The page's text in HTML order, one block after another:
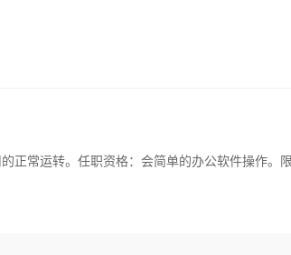
正常运转。任职资格：会简单的办公软件操作。